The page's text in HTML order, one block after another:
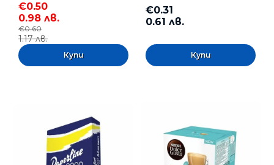
€0.50
0.98 лв.
€0.60
1.17 лв.
€0.31
0.61 лв.